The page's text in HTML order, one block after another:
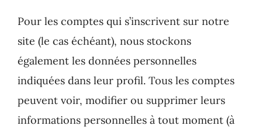
Pour les comptes qui s’inscrivent sur notre
site (le cas échéant), nous stockons
également les données personnelles
indiquées dans leur profil. Tous les comptes
peuvent voir, modifier ou supprimer leurs
informations personnelles à tout moment (à